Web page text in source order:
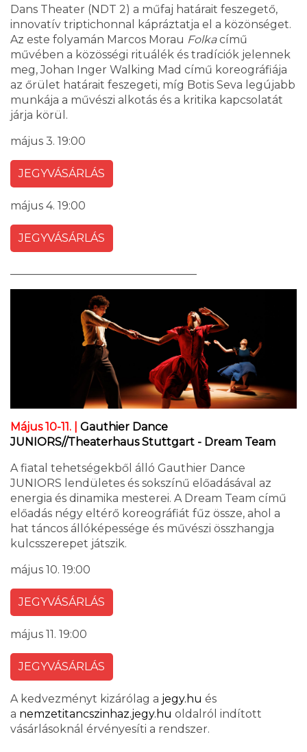
Dans Theater (NDT 2) a műfaj határait feszegető,
innovatív triptichonnal kápráztatja el a közönséget.
Az este folyamán Marcos Morau Folkacímű
művében a közösségi rituálék és tradíciók jelennek
meg, Johan Inger Walking Mad című koreográfiája
az őrület határait feszegeti, míg Botis Seva legújabb
munkája a művészi alkotás és a kritika kapcsolatát
járja körül.
május 3. 19:00
JEGYVÁSÁRLÁS
május 4. 19:00
JEGYVÁSÁRLÁS
Május 10-11. | Gauthier Dance
JUNIORS//Theaterhaus Stuttgart - Dream Team
A fiatal tehetségekből álló Gauthier Dance
JUNIORS lendületes és sokszínű előadásával az
energia és dinamika mesterei. A Dream Team című
előadás négy eltérő koreográfiát fűz össze, ahol a
hat táncos állóképessége és művészi összhangja
kulcsszerepet játszik.
május 10. 19:00
JEGYVÁSÁRLÁS
május 11. 19:00
JEGYVÁSÁRLÁS
A kedvezményt kizárólag a jegy.hu és
a nemzetitancszinhaz.jegy.hu oldalról indított
vásárlásoknál érvényesíti a rendszer.